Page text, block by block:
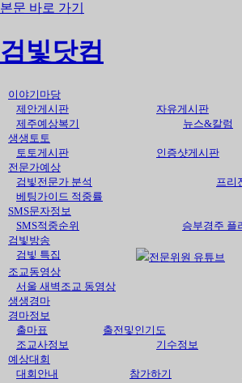
본문 바로 가기
검빛닷컴
이야기마당
제안게시판
자유게시판
제주예상복기
뉴스&칼럼
생생토토
토토게시판
인증샷게시판
전문가예상
검빛전문가 분석
프리
베팅가이드 적중률
SMS문자정보
SMS적중순위
승부경주 플
검빛방송
검빛 특집
전문위원 유튜브
조교동영상
서울 새벽조교 동영상
생생경마
경마정보
출마표
출전및인기도
조교사정보
기수정보
예상대회
대회안내
참가하기